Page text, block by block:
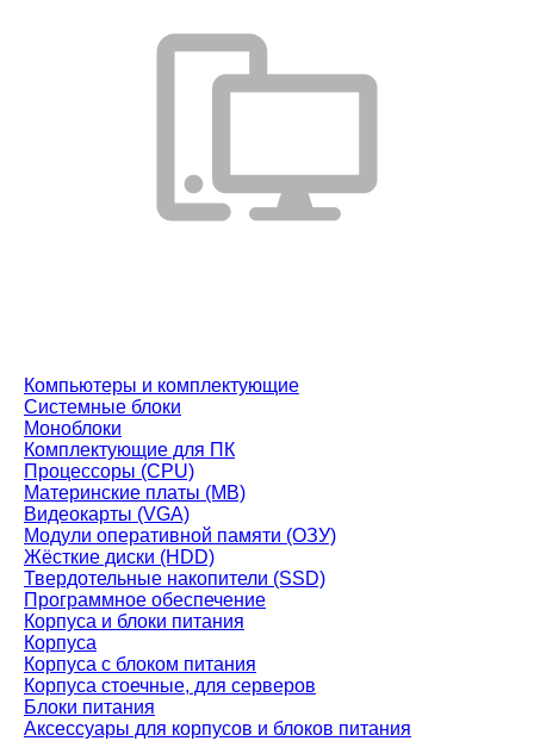
Компьютеры и комплектующие
Системные блоки
Моноблоки
Комплектующие для ПК
Процессоры (CPU)
Материнские платы (MB)
Видеокарты (VGA)
Модули оперативной памяти (ОЗУ)
Жёсткие диски (HDD)
Твердотельные накопители (SSD)
Программное обеспечение
Корпуса и блоки питания
Корпуса
Корпуса с блоком питания
Корпуса стоечные, для серверов
Блоки питания
Аксессуары для корпусов и блоков питания